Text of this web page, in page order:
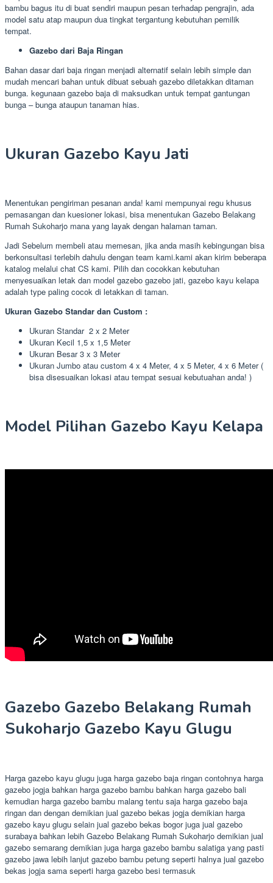
bambu bagus itu di buat sendiri maupun pesan terhadap pengrajin, ada
model satu atap maupun dua tingkat tergantung kebutuhan pemilik
tempat.
Gazebo dari Baja Ringan
Bahan dasar dari baja ringan menjadi alternatif selain lebih simple dan
mudah mencari bahan untuk dibuat sebuah gazebo diletakkan ditaman
bunga. kegunaan gazebo baja di maksudkan untuk tempat gantungan
bunga – bunga ataupun tanaman hias.
Ukuran Gazebo Kayu Jati
Menentukan pengiriman pesanan anda! kami mempunyai regu khusus
pemasangan dan kuesioner lokasi, bisa menentukan Gazebo Belakang
Rumah Sukoharjo mana yang layak dengan halaman taman.
Jadi Sebelum membeli atau memesan, jika anda masih kebingungan bisa
berkonsultasi terlebih dahulu dengan team kami.kami akan kirim beberapa
katalog melalui chat CS kami. Pilih dan cocokkan kebutuhan
menyesuaikan letak dan model gazebo gazebo jati, gazebo kayu kelapa
adalah type paling cocok di letakkan di taman.
Ukuran Gazebo Standar dan Custom :
Ukuran Standar 2 x 2 Meter
Ukuran Kecil 1,5 x 1,5 Meter
Ukuran Besar 3 x 3 Meter
Ukuran Jumbo atau custom 4 x 4 Meter, 4 x 5 Meter, 4 x 6 Meter (
bisa disesuaikan lokasi atau tempat sesuai kebutuahan anda! )
Model Pilihan Gazebo Kayu Kelapa
Gazebo Gazebo Belakang Rumah
Sukoharjo Gazebo Kayu Glugu
Harga gazebo kayu glugu juga harga gazebo baja ringan contohnya harga
gazebo jogja bahkan harga gazebo bambu bahkan harga gazebo bali
kemudian harga gazebo bambu malang tentu saja harga gazebo baja
ringan dan dengan demikian jual gazebo bekas jogja demikian harga
gazebo kayu glugu selain jual gazebo bekas bogor juga jual gazebo
surabaya bahkan lebih Gazebo Belakang Rumah Sukoharjo demikian jual
gazebo semarang demikian juga harga gazebo bambu salatiga yang pasti
gazebo jawa lebih lanjut gazebo bambu petung seperti halnya jual gazebo
bekas jogja sama seperti harga gazebo besi termasuk